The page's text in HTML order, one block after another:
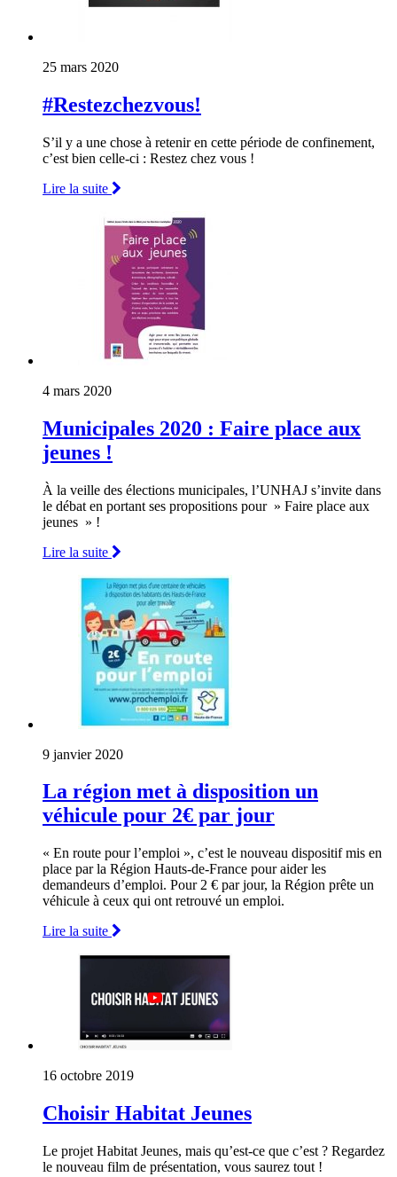
25 mars 2020
#Restezchezvous!
S’il y a une chose à retenir en cette période de confinement,
c’est bien celle-ci : Restez chez vous !
Lire la suite
4 mars 2020
Municipales 2020 : Faire place aux
jeunes !
À la veille des élections municipales, l’UNHAJ s’invite dans
le débat en portant ses propositions pour » Faire place aux
jeunes » !
Lire la suite
9 janvier 2020
La région met à disposition un
véhicule pour 2€ par jour
« En route pour l’emploi », c’est le nouveau dispositif mis en
place par la Région Hauts-de-France pour aider les
demandeurs d’emploi. Pour 2 € par jour, la Région prête un
véhicule à ceux qui ont retrouvé un emploi.
Lire la suite
16 octobre 2019
Choisir Habitat Jeunes
Le projet Habitat Jeunes, mais qu’est-ce que c’est ? Regardez
le nouveau film de présentation, vous saurez tout !